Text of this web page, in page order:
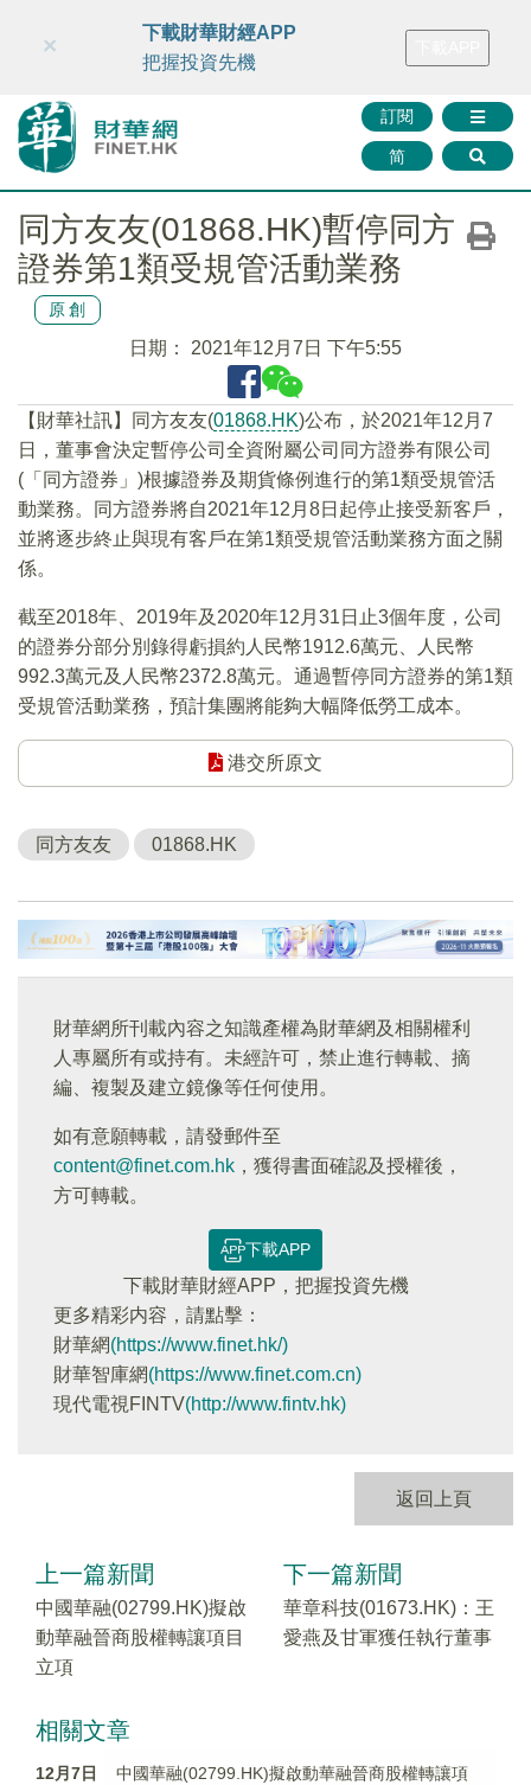
財華智庫網 FINTV FINMETA 財華證券 媒體矩陣
訂閱
简
×
下載財華財經APP
把握投資先機
同方友友(01868.HK)暫停同方
證券第1類受規管活動業務
原創
日期： 2021年12月7日 下午5:55
【財華社訊】同方友友(01868.HK)公布，於2021年12月7
日，董事會決定暫停公司全資附屬公司同方證券有限公司
(「同方證券」)根據證券及期貨條例進行的第1類受規管活
動業務。同方證券將自2021年12月8日起停止接受新客戶，
並將逐步終止與現有客戶在第1類受規管活動業務方面之關
係。
截至2018年、2019年及2020年12月31日止3個年度，公司
的證券分部分別錄得虧損約人民幣1912.6萬元、人民幣
992.3萬元及人民幣2372.8萬元。通過暫停同方證券的第1類
受規管活動業務，預計集團將能夠大幅降低勞工成本。
港交所原文
同方友友 01868.HK
財華網所刊載內容之知識產權為財華網及相關權利
人專屬所有或持有。未經許可，禁止進行轉載、摘
編、複製及建立鏡像等任何使用。
如有意願轉載，請發郵件至
content@finet.com.hk ，獲得書面確認及授權後，
方可轉載。
下載APP
下載財華財經APP，把握投資先機
更多精彩内容，請點擊：
財華網(https://www.finet.hk/)
財華智庫網(https://www.finet.com.cn)
現代電視FINTV(http://www.fintv.hk)
返回上頁
上一篇新聞
中國華融(02799.HK)擬啟
動華融晉商股權轉讓項目
立項
下一篇新聞
華章科技(01673.HK)：王
愛燕及甘軍獲任執行董事
相關文章
12月7日
中國華融(02799.HK)擬啟動華融晉商股權轉讓項